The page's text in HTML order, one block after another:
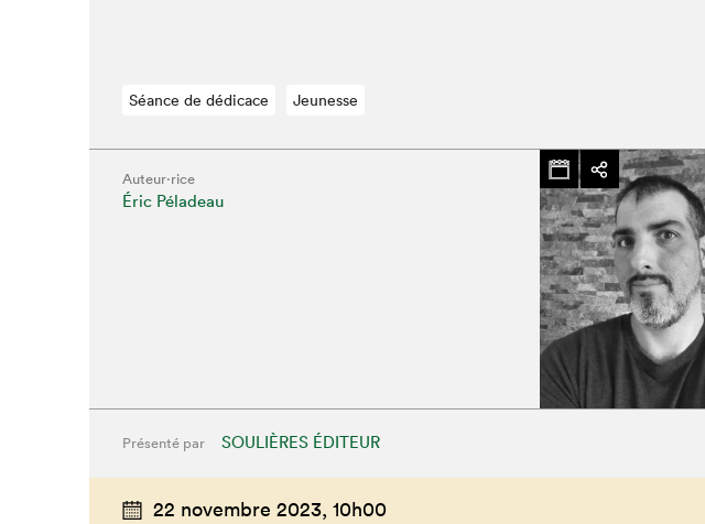
Que cherchez-vous?
Séance de dédicace Jeunesse
Auteur·rice
Éric Péladeau
Présenté par SOULIÈRES ÉDITEUR
22 novembre 2023, 10h00